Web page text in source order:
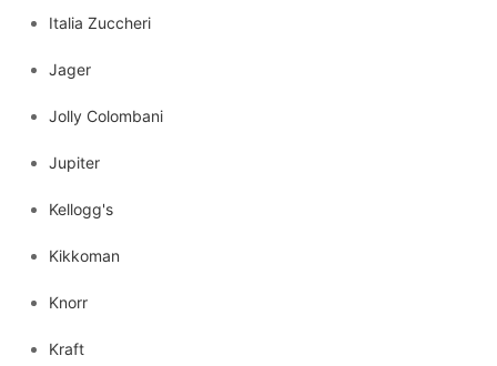
Italia Zuccheri
Jager
Jolly Colombani
Jupiter
Kellogg's
Kikkoman
Knorr
Kraft